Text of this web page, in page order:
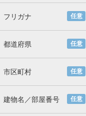
任意
フリガナ
任意
都道府県
任意
市区町村
任意
建物名／部屋番号